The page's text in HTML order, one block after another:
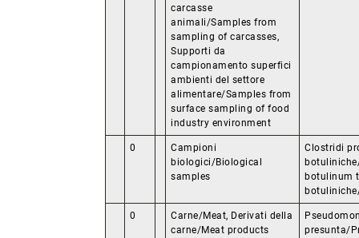
carcasse
animali/Samples from
sampling of carcasses,
Supporti da
campionamento superfici
ambienti del settore
alimentare/Samples from
surface sampling of food
industry environment
0
Campioni
biologici/Biological
samples
Clostridi
botulinum
0
Carne/Meat, Derivati della
carne/Meat products
presunta/